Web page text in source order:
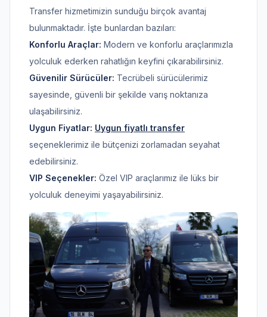
Transfer hizmetimizin sunduğu birçok avantaj
bulunmaktadır. İşte bunlardan bazıları:
Konforlu Araçlar: Modern ve konforlu araçlarımızla
yolculuk ederken rahatlığın keyfini çıkarabilirsiniz.
Güvenilir Sürücüler: Tecrübeli sürücülerimiz
sayesinde, güvenli bir şekilde varış noktanıza
ulaşabilirsiniz.
Uygun Fiyatlar: Uygun fiyatlı transfer
seçeneklerimiz ile bütçenizi zorlamadan seyahat
edebilirsiniz.
VIP Seçenekler: Özel VIP araçlarımız ile lüks bir
yolculuk deneyimi yaşayabilirsiniz.